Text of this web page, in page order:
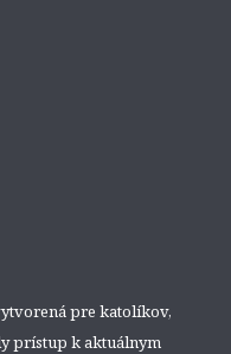
pre katolíkov,
prístup k aktuálnym